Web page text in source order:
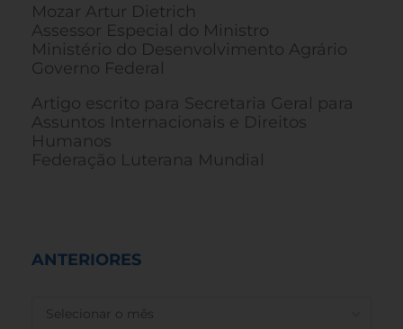
Mozar Artur Dietrich
Assessor Especial do Ministro
Ministério do Desenvolvimento Agrário
Governo Federal
Artigo escrito para Secretaria Geral para
Assuntos Internacionais e Direitos
Humanos
Federação Luterana Mundial
ANTERIORES